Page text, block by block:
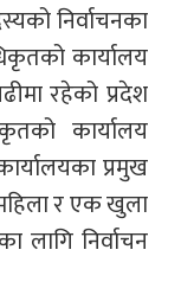
निर्वाचनका
कार्यालय
रहेको प्रदेश
कार्यालय
प्रमुख
र एक खुला
लागि निर्वाचन